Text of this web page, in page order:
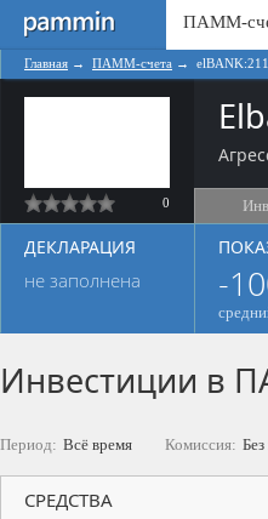
ПАММ-
Главная → ПАММ-счета →
0
ДЕКЛАРАЦИЯ
не заполнена -
Инвестиции в
Период: Всё время Комиссия:
СРЕДСТВА